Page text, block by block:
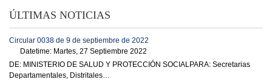
ÚLTIMAS NOTICIAS
Circular 0038 de 9 de septiembre de 2022
Datetime: Martes, 27 Septiembre 2022
DE: MINISTERIO DE SALUD Y PROTECCIÓN SOCIALPARA: Secretarias
Departamentales, Distritales…